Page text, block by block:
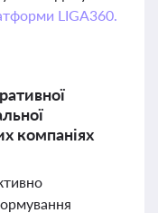
LIGA360.
компаніях